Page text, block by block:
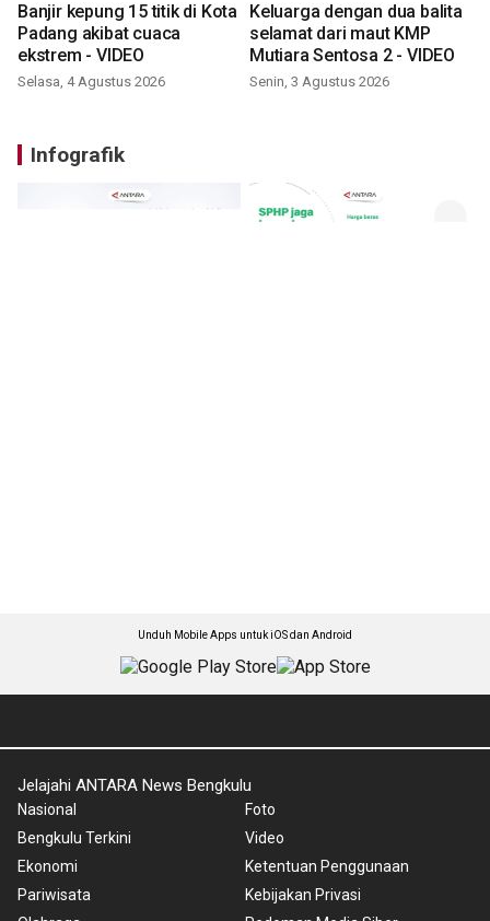
Banjir kepung 15 titik di Kota
Padang akibat cuaca
ekstrem - VIDEO
Selasa, 4 Agustus 2026
Keluarga dengan dua balita
selamat dari maut KMP
Mutiara Sentosa 2 - VIDEO
Senin, 3 Agustus 2026
Infografik
Unduh Mobile Apps untuk iOS dan Android
Jelajahi ANTARA News Bengkulu
Nasional
Bengkulu Terkini
Ekonomi
Pariwisata
Foto
Video
Ketentuan Penggunaan
Kebijakan Privasi